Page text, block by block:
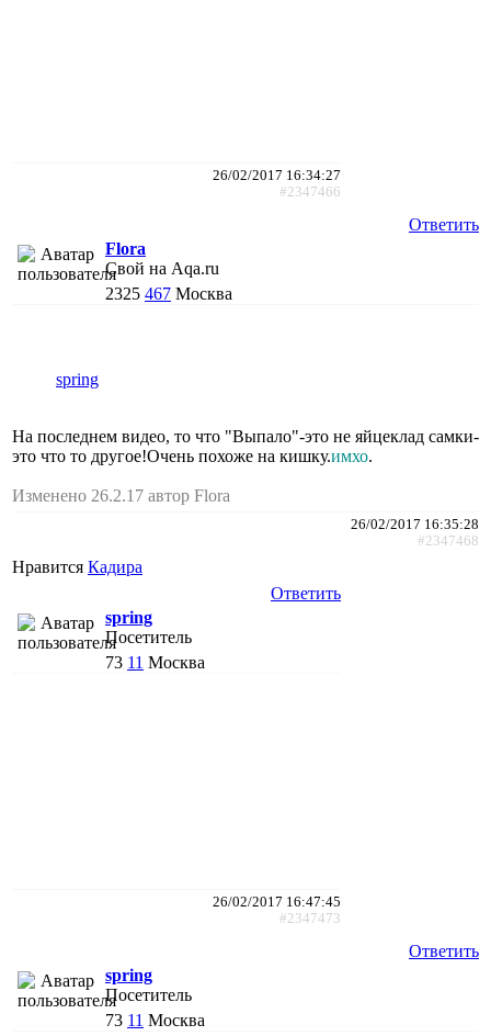
26/02/2017 16:34:27
#2347466
Ответить
Flora
Свой на Aqa.ru
2325 467 Москва
spring
На последнем видео, то что "Выпало"-это не яйцеклад самки-
это что то другое!Очень похоже на кишку.имхо.
Изменено 26.2.17 автор Flora
26/02/2017 16:35:28
#2347468
Нравится Кадира
Ответить
spring
Посетитель
73 11 Москва
26/02/2017 16:47:45
#2347473
Ответить
spring
Посетитель
73 11 Москва